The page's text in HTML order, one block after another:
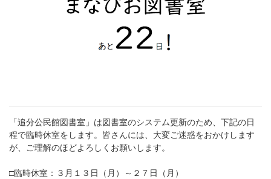
「追分公民館図書室」は図書室のシステム更新のため、下記の日
程で臨時休室をします。皆さんには、大変ご迷惑をおかけします
が、ご理解のほどよろしくお願いします。
□臨時休室：３月１３日（月）～２７日（月）